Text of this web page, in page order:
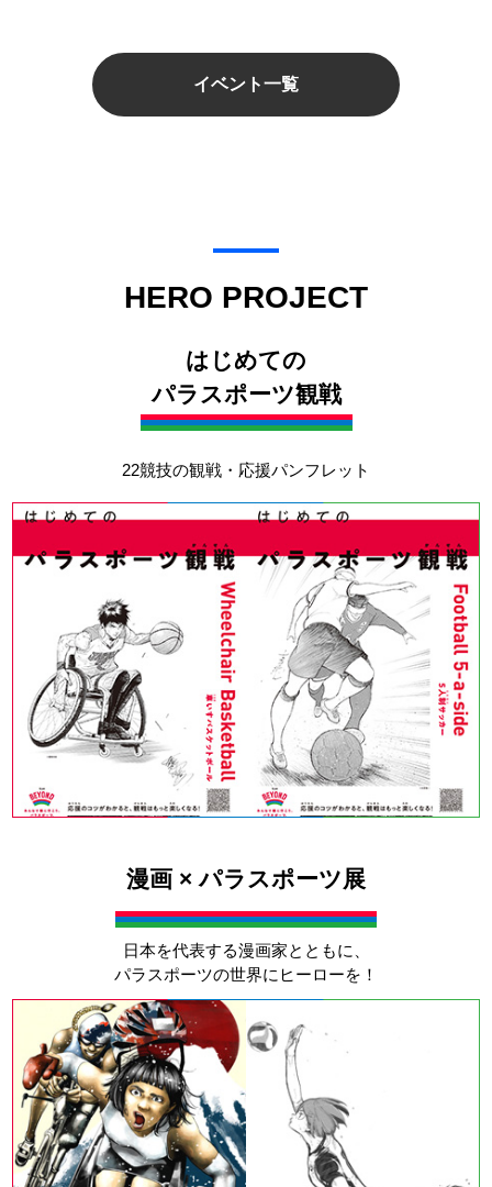
イベント一覧
HERO PROJECT
はじめての
パラスポーツ観戦
22競技の観戦・応援パンフレット
漫画 × パラスポーツ展
日本を代表する漫画家とともに、
パラスポーツの世界にヒーローを！